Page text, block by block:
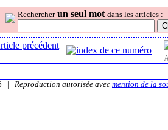
Rechercher un seul mot dans les articles :
| Reproduction autorisée avec mention de la